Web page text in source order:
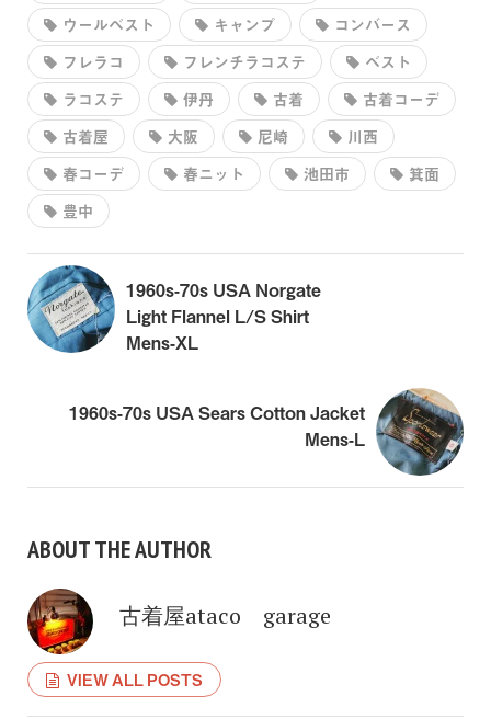
ウールベスト
キャンプ
コンバース
フレラコ
フレンチラコステ
ベスト
ラコステ
伊丹 古着
古着コーデ
古着屋
大阪 尼崎
川西
春コーデ
春ニット 池田市
箕面
豊中
1960s-70s USA Norgate
Light Flannel L/S Shirt
Mens-XL
1960s-70s USA Sears Cotton Jacket
Mens-L
ABOUT THE AUTHOR
古着屋ataco garage
VIEW ALL POSTS